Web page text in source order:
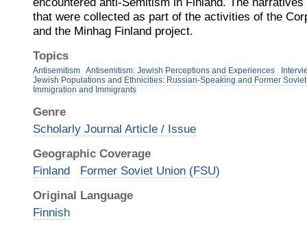
that were collected as part of the activities of the
and the Minhag Finland project.
Topics
Antisemitism Antisemitism: Jewish Perceptions and Experiences
Jewish Populations and Ethnicities: Russian-Speaking and Former
Immigration and Immigrants
Genre
Scholarly Journal Article / Issue
Geographic Coverage
Finland
Former Soviet Union (FSU)
Original Language
Finnish